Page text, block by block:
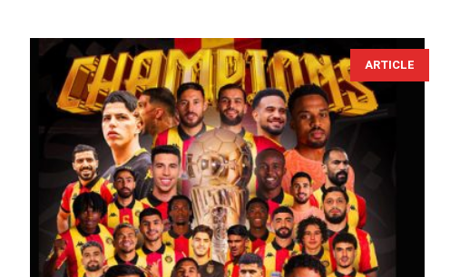
ARTICLE